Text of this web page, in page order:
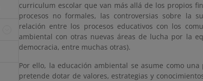
curriculum escolar que van más allá de los propios
procesos no formales, las controversias sobre la
relación entre los procesos educativos con los
ambiental con otras nuevas áreas de lucha por la
democracia, entre muchas otras).
Por ello, la educación ambiental se asume como
pretende dotar de valores, estrategias y